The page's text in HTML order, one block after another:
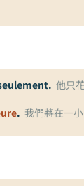
他只
. 我們將在一